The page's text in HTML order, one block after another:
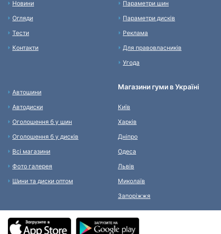
Новини
Огляди
Тести
Контакти
Параметри шин
Параметри дисків
Реклама
Для правовласників
Угода
Автошини
Автодиски
Оголошення б у шин
Оголошення б у дисків
Всі магазини
Фото галерея
Шини та диски оптом
Магазини гуми в Україні
Київ
Харків
Дніпро
Одеса
Львів
Миколаїв
Запоріжжя